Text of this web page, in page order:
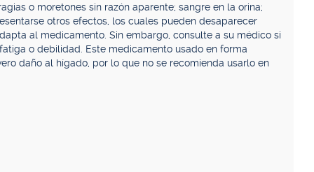
o moretones sin razón aparente; sangre en la orina;
otros efectos, los cuales pueden desaparecer
al medicamento. Sin embargo, consulte a su médico si
o debilidad. Este medicamento usado en forma
daño al hígado, por lo que no se recomienda usarlo en